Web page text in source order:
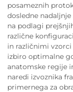
posameznih
dosledne
na podlagi
različne
in različnimi
izbiro optimalne
anatomske regije
naredi izvoznika
primernega za